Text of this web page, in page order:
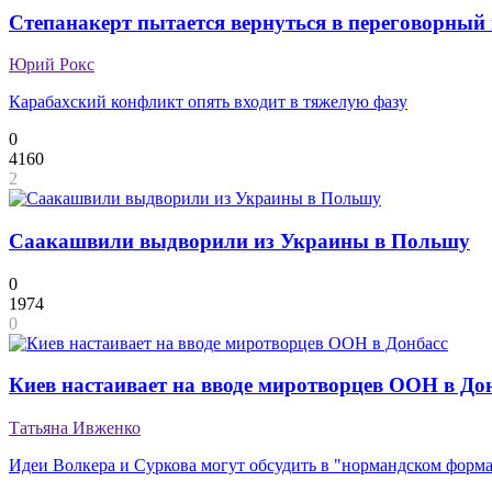
Степанакерт пытается вернуться в переговорный
Юрий Рокс
Карабахский конфликт опять входит в тяжелую фазу
0
4160
2
Саакашвили выдворили из Украины в Польшу
0
1974
0
Киев настаивает на вводе миротворцев ООН в
Татьяна Ивженко
Идеи Волкера и Суркова могут обсудить в "нормандском